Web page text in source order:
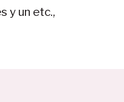
y un etc.,